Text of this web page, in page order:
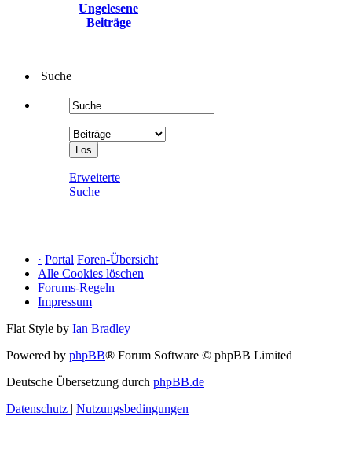
Ungelesene
Beiträge
Suche
Erweiterte
Suche
· Portal Foren-Übersicht
Alle Cookies löschen
Forums-Regeln
Impressum
Flat Style by Ian Bradley
Powered by phpBB® Forum Software © phpBB Limited
Deutsche Übersetzung durch phpBB.de
Datenschutz | Nutzungsbedingungen